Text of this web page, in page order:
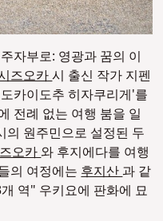
자부로: 영광과 꿈의 이
즈오카시 출신 작가 지펜
카이도추 히자쿠리게'를
전례 없는 여행 붐을 일
의 원주민으로 설정된 두
오카와 후지에다를 여행
의 여정에는후지산과 같
역" 우키요에 판화에 묘